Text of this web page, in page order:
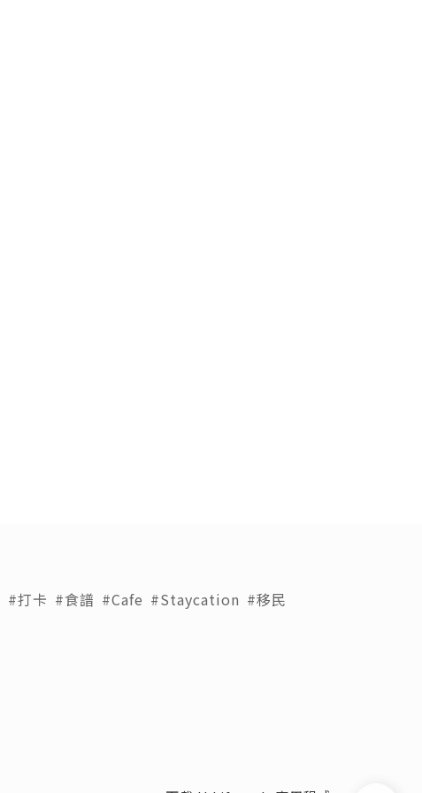
#打卡 #食譜 #Cafe #Staycation #移民